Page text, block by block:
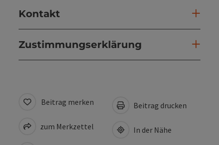
Kontakt
Zustimmungserklärung
Beitrag merken
zum Merkzettel
Beitrag drucken
In der Nähe